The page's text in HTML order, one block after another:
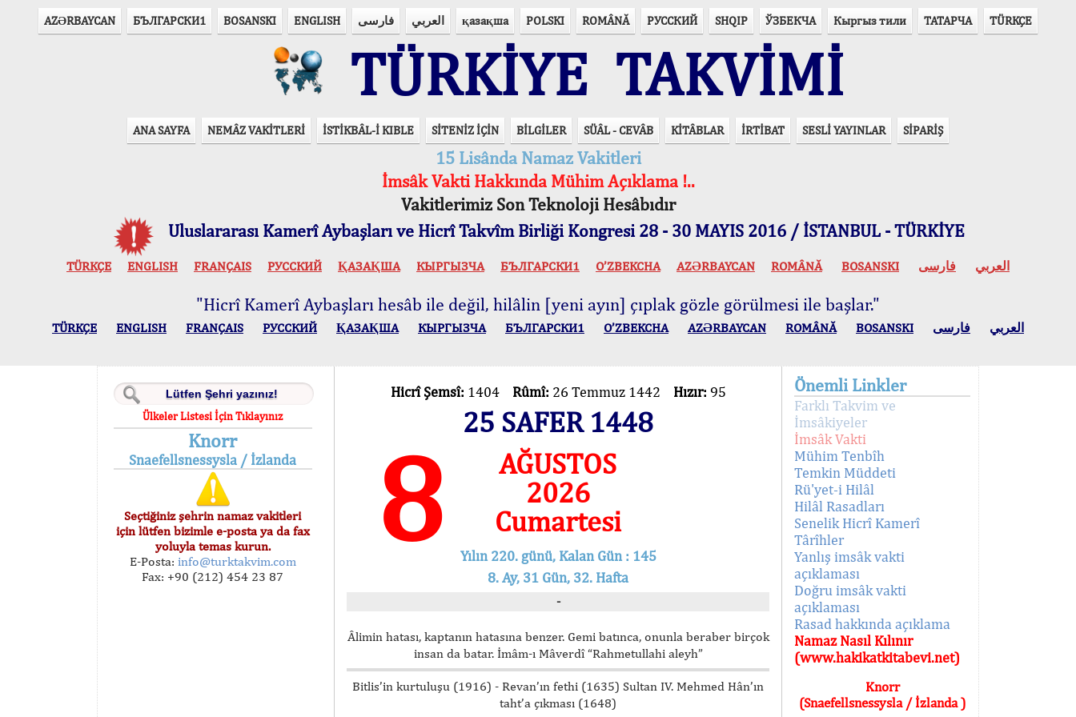
AZӘRBAYCAN БЪЛГАРСКИ1 BOSANSKI ENGLISH فارسی العربي қазақша POLSKI ROMÂNĂ РУССКИЙ SHQIP ЎЗБЕКЧА Кыргыз тили ТАТАРЧА TÜRKÇE
TÜRKİYE TAKVİMİ
ANA SAYFA NEMÂZ VAKİTLERİ İSTİKBÂL-İ KIBLE SİTENİZ İÇİN BİLGİLER SÜÂL - CEVÂB KİTÂBLAR İRTİBAT SESLİ YAYINLAR SİPARİŞ
15 Lisânda Namaz Vakitleri
İmsâk Vakti Hakkında Mühim Açıklama !..
Vakitlerimiz Son Teknoloji Hesâbıdır
Uluslararası Kamerî Aybaşları ve Hicrî Takvîm Birliği Kongresi 28 - 30 MAYIS 2016 / İSTANBUL - TÜRKİYE
TÜRKÇE ENGLISH FRANÇAIS РУССКИЙ ҚАЗАҚША КЫPГЫЗЧA БЪЛГАРСКИ1 O’ZBEKCHA AZӘRBAYCAN ROMÂNĂ BOSANSKI العربي فارسی
"Hicrî Kamerî Aybaşları hesâb ile değil, hilâlin [yeni ayın] çıplak gözle görülmesi ile başlar."
TÜRKÇE ENGLISH FRANÇAIS РУССКИЙ ҚАЗАҚША КЫPГЫЗЧA БЪЛГАРСКИ1 O’ZBEKCHA AZӘRBAYCAN ROMÂNĂ BOSANSKI العربي فارسی
Ülkeler Listesi İçin Tıklayınız
Knorr
Snaefellsnessysla / İzlanda
Seçtiğiniz şehrin namaz vakitleri
için lütfen bizimle e-posta ya da fax
yoluyla temas kurun.
E-Posta: info@turktakvim.com
Fax: +90 (212) 454 23 87
Hicrî Şemsî: 1404 Rûmî: 26 Temmuz 1442 Hızır: 95
25 SAFER 1448
8
AĞUSTOS
2026
Cumartesi
Yılın 220. günü, Kalan Gün : 145
8. Ay, 31 Gün, 32. Hafta
-
Âlimin hatası, kaptanın hatasına benzer. Gemi batınca, onunla beraber birçok
insan da batar. İmâm-ı Mâverdî “Rahmetullahi aleyh”
Bitlis’in kurtuluşu (1916) - Revan’ın fethi (1635) Sultan IV. Mehmed Hân’ın
taht’a çıkması (1648)
Önemli Linkler
Farklı Takvim ve
İmsâkiyeler
İmsâk Vakti
Mühim Tenbîh
Temkin Müddeti
Rü'yet-i Hilâl
Hilâl Rasadları
Senelik Hicrî Kamerî
Târîhler
Yanlış imsâk vakti
açıklaması
Doğru imsâk vakti
açıklaması
Rasad hakkında açıklama
Namaz Nasıl Kılınır
(www.hakikatkitabevi.net)
Knorr
(Snaefellsnessysla / İzlanda )